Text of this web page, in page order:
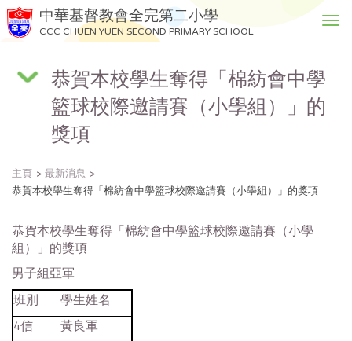
中華基督教會全完第二小學
CCC CHUEN YUEN SECOND PRIMARY SCHOOL
T
恭賀本校學生奪得「棉紡會中學
籃球校際邀請賽（小學組）」的
獎項
主頁
最新消息
恭賀本校學生奪得「棉紡會中學籃球校際邀請賽（小學組）」的獎項
恭賀本校學生奪得「棉紡會中學籃球校際邀請賽（小學
組）」的獎項
男子組亞軍
班別
學生姓名
4信
黃良軍